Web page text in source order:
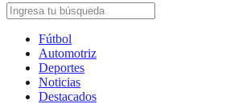
Fútbol
Automotriz
Deportes
Noticias
Destacados